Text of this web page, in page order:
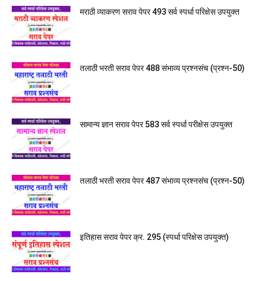
मराठी व्याकरण सराव पेपर 493 सर्व स्पर्धा परिक्षेस उपयुक्त
तलाठी भरती सराव पेपर 488 संभाव्य प्रश्नसंच (प्रश्न-50)
सामान्य ज्ञान सराव पेपर 583 सर्व स्पर्धा परीक्षेस उपयुक्त
तलाठी भरती सराव पेपर 487 संभाव्य प्रश्नसंच (प्रश्न-50)
इतिहास सराव पेपर क्र. 295 (स्पर्धा परिक्षेस उपयुक्त)